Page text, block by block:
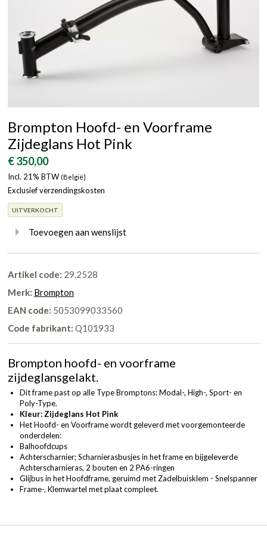
Brompton Hoofd- en Voorframe
Zijdeglans Hot Pink
€ 350,00
Incl. 21% BTW (België}
Exclusief verzendingskosten
UITVERKOCHT
Toevoegen aan wenslijst
Artikel code: 29.2528
Merk: Brompton
EAN code: 5053099033560
Code fabrikant: Q101933
Brompton hoofd- en voorframe
zijdeglansgelakt.
Dit frame past op alle Type Bromptons: Modal-, High-, Sport- en
Poly-Type.
Kleur: Zijdeglans Hot Pink
Het Hoofd- en Voorframe wordt geleverd met voorgemonteerde
onderdelen:
Balhoofdcups
Achterscharnier; Scharnierasbusjes in het frame en bijgeleverde
Achterscharnieras, 2 bouten en 2 PA6-ringen
Glijbus in het Hoofdframe, geruimd met Zadelbuisklem - Snelspanner
Frame-, Klemwartel met plaat compleet.